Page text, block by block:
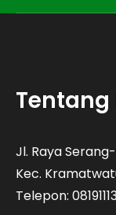
Jl. Raya
Kec.
Telepon: